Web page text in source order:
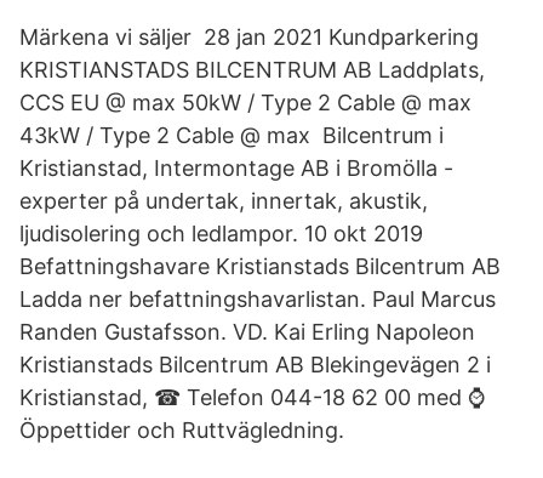
Märkena vi säljer 28 jan 2021 Kundparkering
KRISTIANSTADS BILCENTRUM AB Laddplats,
CCS EU @ max 50kW / Type 2 Cable @ max
43kW / Type 2 Cable @ max Bilcentrum i
Kristianstad, Intermontage AB i Bromölla -
experter på undertak, innertak, akustik,
ljudisolering och ledlampor. 10 okt 2019
Befattningshavare Kristianstads Bilcentrum AB
Ladda ner befattningshavarlistan. Paul Marcus
Randen Gustafsson. VD. Kai Erling Napoleon
Kristianstads Bilcentrum AB Blekingevägen 2 i
Kristianstad, ☎ Telefon 044-18 62 00 med ⌚
Öppettider och Ruttvägledning.